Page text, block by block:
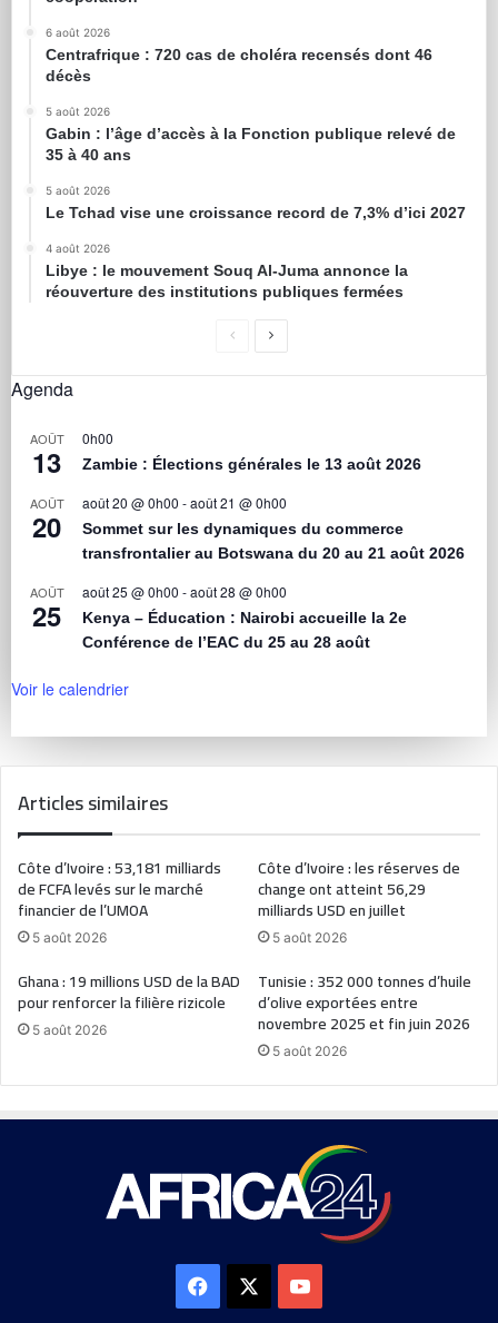
6 août 2026
Centrafrique : 720 cas de choléra recensés dont 46
décès
5 août 2026
Gabin : l’âge d’accès à la Fonction publique relevé de
35 à 40 ans
5 août 2026
Le Tchad vise une croissance record de 7,3% d’ici 2027
4 août 2026
Libye : le mouvement Souq Al-Juma annonce la
réouverture des institutions publiques fermées
Agenda
AOÛT
13
0h00
Zambie : Élections générales le 13 août 2026
AOÛT
20
août 20 @ 0h00 -août 21 @ 0h00
Sommet sur les dynamiques du commerce
transfrontalier au Botswana du 20 au 21 août 2026
AOÛT
25
août 25 @ 0h00 -août 28 @ 0h00
Kenya – Éducation : Nairobi accueille la 2e
Conférence de l’EAC du 25 au 28 août
Voir le calendrier
Articles similaires
Côte d’Ivoire : 53,181 milliards
de FCFA levés sur le marché
financier de l’UMOA
5 août 2026
Côte d’Ivoire : les réserves de
change ont atteint 56,29
milliards USD en juillet
5 août 2026
Ghana : 19 millions USD de la BAD
pour renforcer la filière rizicole
5 août 2026
Tunisie : 352 000 tonnes d’huile
d’olive exportées entre
novembre 2025 et fin juin 2026
5 août 2026